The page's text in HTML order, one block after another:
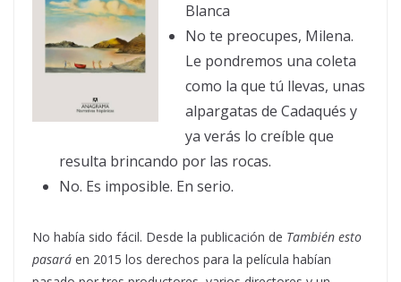
Blanca
No te preocupes, Milena.
Le pondremos una coleta
como la que tú llevas, unas
alpargatas de Cadaqués y
ya verás lo creíble que
resulta brincando por las rocas.
No. Es imposible. En serio.
No había sido fácil. Desde la publicación de También esto
pasará en 2015 los derechos para la película habían